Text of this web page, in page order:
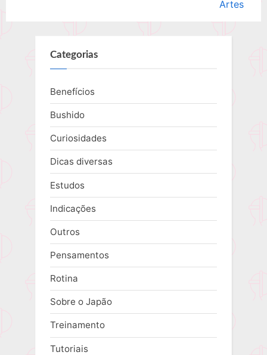
Artes
Categorias
Benefícios
Bushido
Curiosidades
Dicas diversas
Estudos
Indicações
Outros
Pensamentos
Rotina
Sobre o Japão
Treinamento
Tutoriais